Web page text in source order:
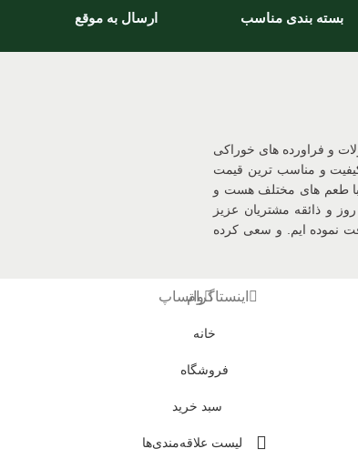
بسته بندی مناسب ارسال به موقع
و فراورده های خوراکی
و مناسب ترین قیمت
طعم های مختلف هست و
و ذائقه مشتریان عزیز
دریافت نموده ایم. و سعی کرده
اینستاگرامواتساپ
خانه
فروشگاه
سبد خرید
لیست علاقه‌مندی‌ها